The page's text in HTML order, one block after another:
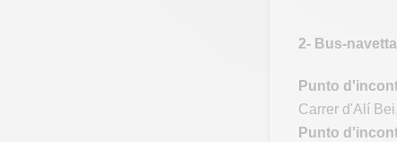
2- Bus-
Punto
Carrer d'Alí
Punto